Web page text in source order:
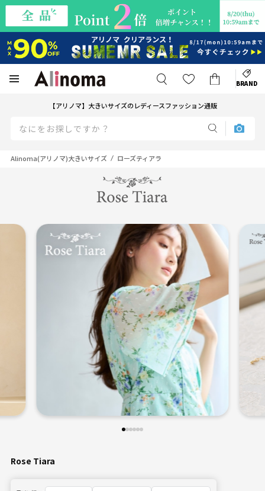
BRAND
【アリノマ】大きいサイズのレディースファッション通販
Alinoma(アリノマ)大きいサイズ ローズティアラ
Rose Tiara